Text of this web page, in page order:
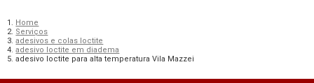
Home
Serviços
adesivos e colas loctite
adesivo loctite em diadema
adesivo loctite para alta temperatura Vila Mazzei